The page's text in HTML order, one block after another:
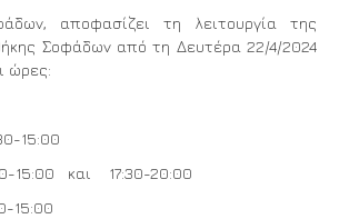
αποφασίζει τη λειτουργία της
Σοφάδων από τη Δευτέρα 22/4/2024
ώρες:
15:00
και 17:30-20:00